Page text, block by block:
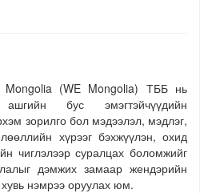
Mongolia (WE Mongolia) ТББ нь
бус эмэгтэйчүүдийн
зорилго бол мэдээлэл, мэдлэг,
хүрээг бэхжүүлэн, охид
чиглэлээр суралцах боломжийг
дэмжих замаар жендэрийн
нэмрээ оруулах юм.